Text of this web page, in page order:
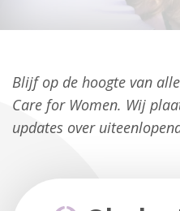
Blijf op de hoogte van
Care for Women. Wij
updates over